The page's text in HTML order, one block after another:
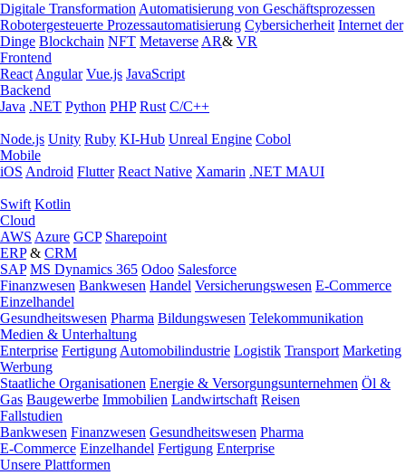
Digitale Transformation Automatisierung von Geschäftsprozessen
Robotergesteuerte Prozessautomatisierung Cybersicherheit Internet der
Dinge Blockchain NFT Metaverse AR& VR
Frontend
React Angular Vue.js JavaScript
Backend
Java .NET Python PHP Rust C/C++
Node.js Unity Ruby KI-Hub Unreal Engine Cobol
Mobile
iOS Android Flutter React Native Xamarin .NET MAUI
Swift Kotlin
Cloud
AWS Azure GCP Sharepoint
ERP& CRM
SAP MS Dynamics 365 Odoo Salesforce
Finanzwesen Bankwesen Handel Versicherungswesen E-Commerce
Einzelhandel
Gesundheitswesen Pharma Bildungswesen Telekommunikation
Medien & Unterhaltung
Enterprise Fertigung Automobilindustrie Logistik Transport Marketing
Werbung
Staatliche Organisationen Energie & Versorgungsunternehmen Öl &
Gas Baugewerbe Immobilien Landwirtschaft Reisen
Fallstudien
Bankwesen Finanzwesen Gesundheitswesen Pharma
E-Commerce Einzelhandel Fertigung Enterprise
Unsere Plattformen